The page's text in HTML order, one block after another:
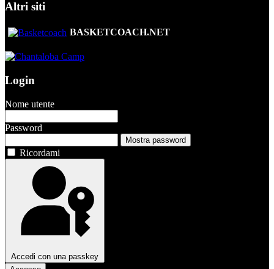
Altri siti
BASKETCOACH.NET
Login
Nome utente
Password
Mostra password
Ricordami
Accedi con una passkey